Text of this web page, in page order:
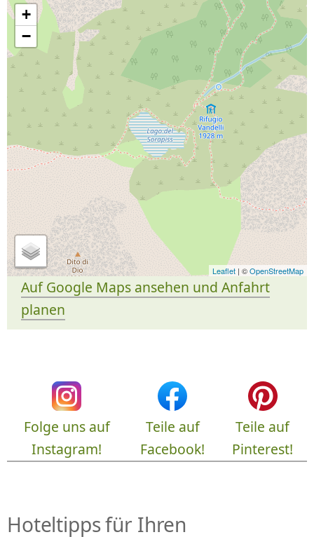
+
−
Leaflet | ©OpenStreetMap
Auf Google Maps ansehen und Anfahrt
planen
Folge uns auf
Instagram!
Teile auf
Facebook!
Teile auf
Pinterest!
Hoteltipps für Ihren